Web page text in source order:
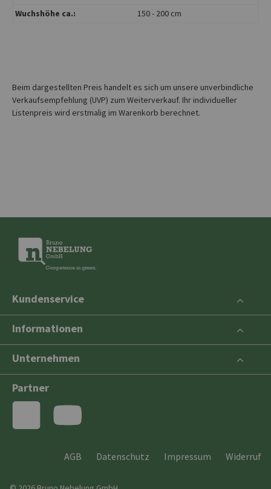
Wuchshöhe ca.:
150 - 200 cm
Beim dargestellten Preis handelt es sich um unsere unverbindliche
Verkaufsempfehlung (UVP) zum Weiterverkauf. Ihr individueller
Listenpreis wird erstmalig im Warenkorb berechnet.
Kundenservice
Informationen
Unternehmen
Partner
AGB Datenschutz Impressum Widerruf